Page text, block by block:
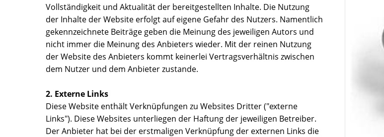
Vollständigkeit und Aktualität der bereitgestellten Inhalte. Die Nutzung
der Inhalte der Website erfolgt auf eigene Gefahr des Nutzers. Namentlich
gekennzeichnete Beiträge geben die Meinung des jeweiligen Autors und
nicht immer die Meinung des Anbieters wieder. Mit der reinen Nutzung
der Website des Anbieters kommt keinerlei Vertragsverhältnis zwischen
dem Nutzer und dem Anbieter zustande.
2. Externe Links
Diese Website enthält Verknüpfungen zu Websites Dritter ("externe
Links"). Diese Websites unterliegen der Haftung der jeweiligen Betreiber.
Der Anbieter hat bei der erstmaligen Verknüpfung der externen Links die